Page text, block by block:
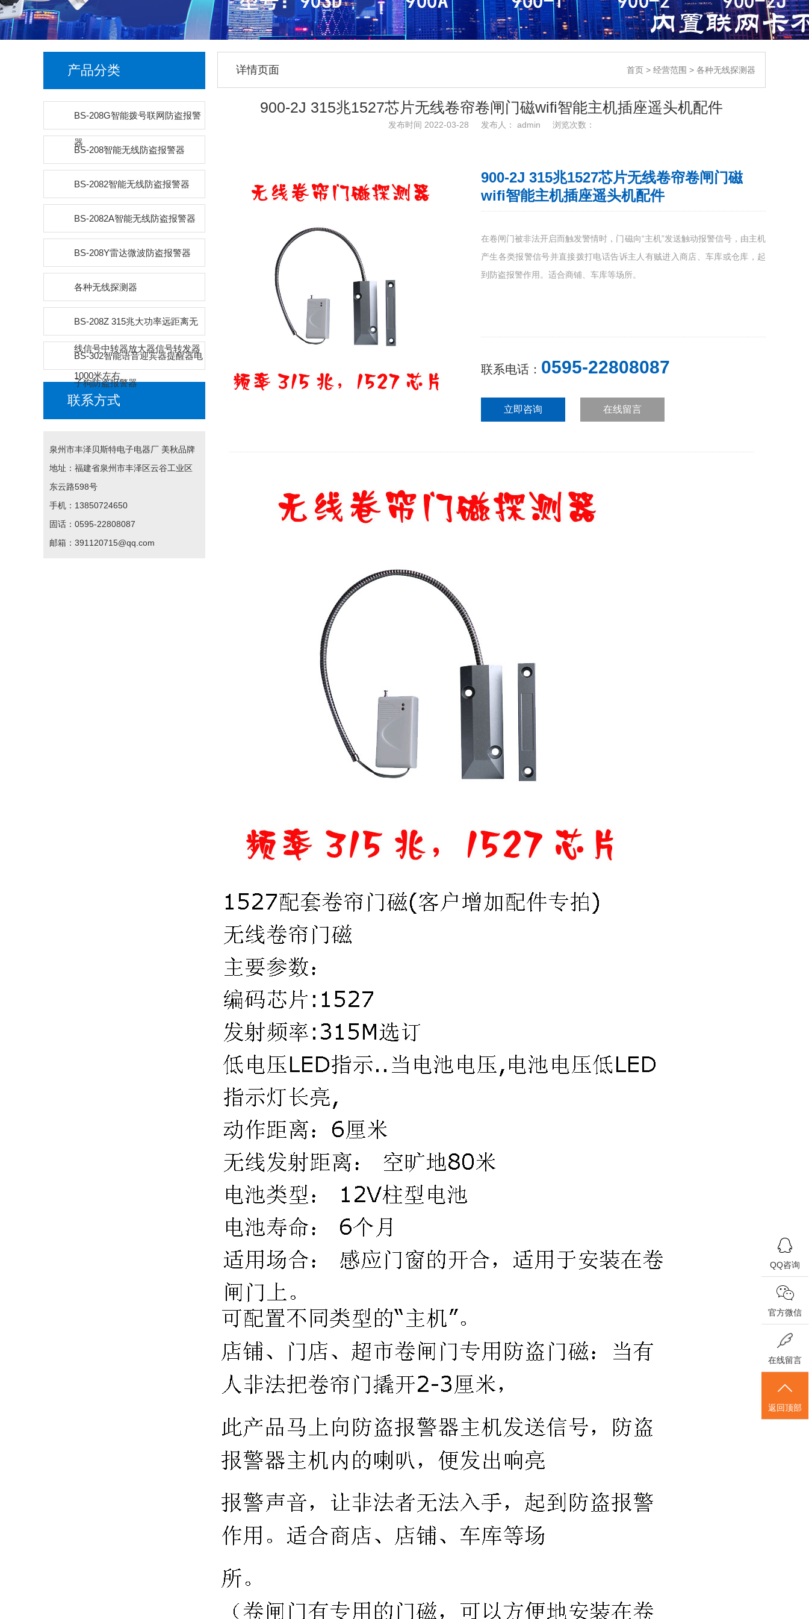
产品分类
BS-208G智能拨号联网防盗报警
器
BS-208智能无线防盗报警器
BS-2082智能无线防盗报警器
BS-2082A智能无线防盗报警器
BS-208Y雷达微波防盗报警器
各种无线探测器
BS-208Z 315兆大功率远距离无
线信号中转器放大器信号转发器
1000米左右
BS-302智能语音迎宾器提醒器电
子狗防盗报警器
联系方式
泉州市丰泽贝斯特电子电器厂 美秋品牌
地址：福建省泉州市丰泽区云谷工业区
东云路598号
手机：13850724650
固话：0595-22808087
邮箱：391120715@qq.com
详情页面 首页 > 经营范围 > 各种无线探测器
900-2J 315兆1527芯片无线卷帘卷闸门磁wifi智能主机插座遥头机配件
发布时间 2022-03-28 发布人： admin 浏览次数：
900-2J 315兆1527芯片无线卷帘卷闸门磁
wifi智能主机插座遥头机配件
在卷闸门被非法开启而触发警情时，门磁向“主机”发送触动报警信号，由主机
产生各类报警信号并直接拨打电话告诉主人有贼进入商店、车库或仓库，起
到防盗报警作用。适合商铺、车库等场所。
联系电话： 0595-22808087
立即咨询 在线留言
QQ咨询
官方微信
在线留言
返回顶部